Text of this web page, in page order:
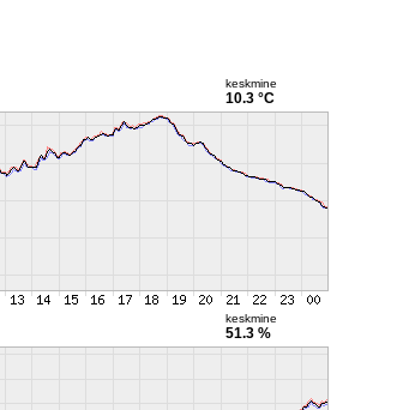
keskmine
10.3 °C
keskmine
51.3 %